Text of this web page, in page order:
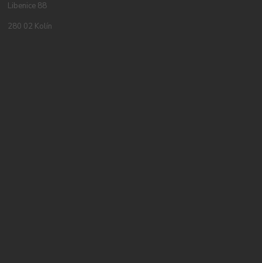
Libenice 88
280 02 Kolín